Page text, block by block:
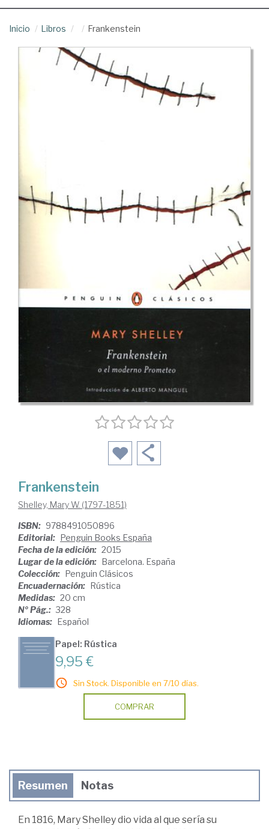
Inicio Libros Frankenstein
Frankenstein
Shelley, Mary W. (1797-1851)
ISBN: 9788491050896
Editorial: Penguin Books España
Fecha de la edición: 2015
Lugar de la edición: Barcelona. España
Colección: Penguin Clásicos
Encuadernación: Rústica
Medidas: 20 cm
Nº Pág.: 328
Idiomas: Español
Papel: Rústica
9,95 €
Sin Stock. Disponible en 7/10 días.
COMPRAR
Resumen Notas
En 1816, Mary Shelley dio vida al que sería su